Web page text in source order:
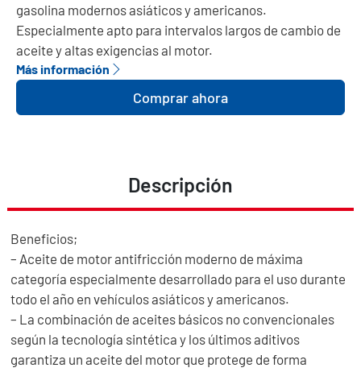
gasolina modernos asiáticos y americanos.
Especialmente apto para intervalos largos de cambio de
aceite y altas exigencias al motor.
Más información
Comprar ahora
Descripción
Beneficios;
– Aceite de motor antifricción moderno de máxima
categoría especialmente desarrollado para el uso durante
todo el año en vehículos asiáticos y americanos.
– La combinación de aceites básicos no convencionales
según la tecnología sintética y los últimos aditivos
garantiza un aceite del motor que protege de forma